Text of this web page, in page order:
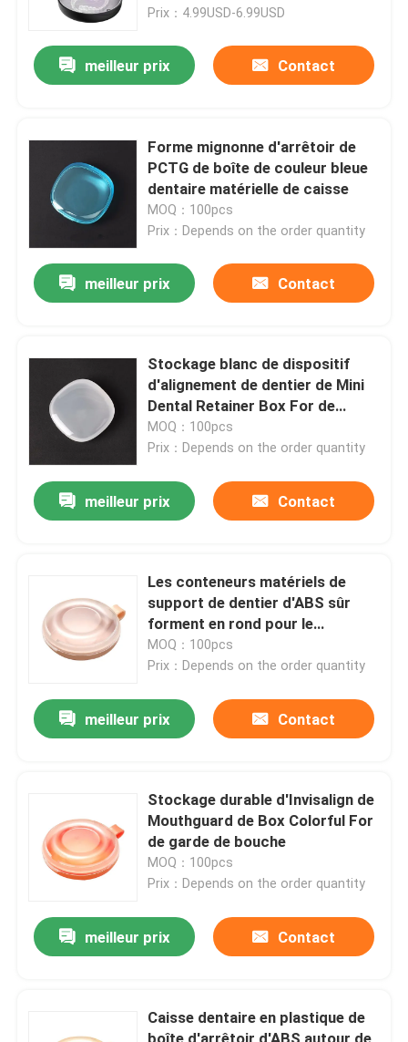
Prix：4.99USD-6.99USD
meilleur prix Contact
Forme mignonne d'arrêtoir de
PCTG de boîte de couleur bleue
dentaire matérielle de caisse
MOQ：100pcs
Prix：Depends on the order quantity
meilleur prix Contact
Stockage blanc de dispositif
d'alignement de dentier de Mini
Dental Retainer Box For de
couleur
MOQ：100pcs
Prix：Depends on the order quantity
meilleur prix Contact
Les conteneurs matériels de
support de dentier d'ABS sûr
forment en rond pour le
stockage de dispositif
d'alignement
MOQ：100pcs
Prix：Depends on the order quantity
meilleur prix Contact
Stockage durable d'Invisalign de
Mouthguard de Box Colorful For
de garde de bouche
MOQ：100pcs
Prix：Depends on the order quantity
meilleur prix Contact
Caisse dentaire en plastique de